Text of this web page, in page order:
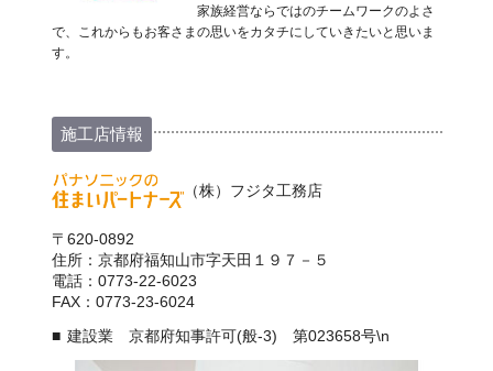
家族経営ならではのチームワークのよさ
で、これからもお客さまの思いをカタチにしていきたいと思いま
す。
施工店情報
（株）フジタ工務店
〒620-0892
住所：京都府福知山市字天田１９７－５
電話：0773-22-6023
FAX：0773-23-6024
建設業 京都府知事許可(般-3) 第023658号\n